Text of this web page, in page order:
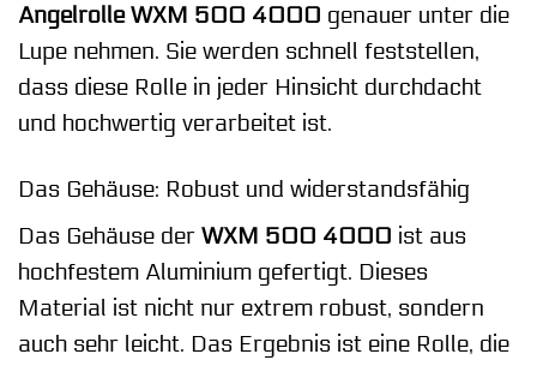
Angelrolle WXM 500 4000 genauer unter die
Lupe nehmen. Sie werden schnell feststellen,
dass diese Rolle in jeder Hinsicht durchdacht
und hochwertig verarbeitet ist.
Das Gehäuse: Robust und widerstandsfähig
Das Gehäuse der WXM 500 4000 ist aus
hochfestem Aluminium gefertigt. Dieses
Material ist nicht nur extrem robust, sondern
auch sehr leicht. Das Ergebnis ist eine Rolle, die